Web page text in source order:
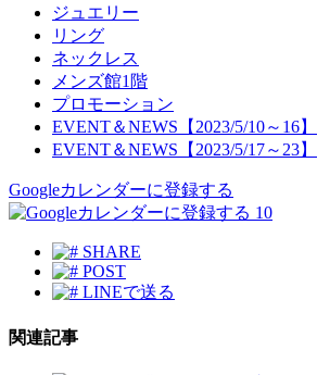
ジュエリー
リング
ネックレス
メンズ館1階
プロモーション
EVENT＆NEWS【2023/5/10～16】
EVENT＆NEWS【2023/5/17～23】
Googleカレンダーに登録する
10
SHARE
POST
LINEで送る
関連記事